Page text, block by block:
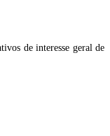
de interesse geral de